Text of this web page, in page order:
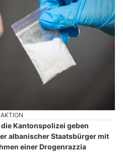
Kantonspolizei geben
albanischer Staatsbürger mit
einer Drogenrazzia